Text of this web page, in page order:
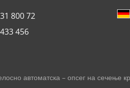
800 72
456
автоматска – опсег на сечење